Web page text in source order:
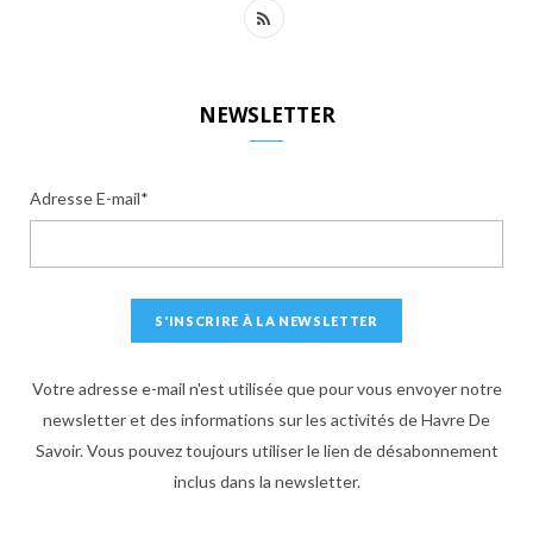
R
NEWSLETTER
Adresse E-mail*
Votre adresse e-mail n'est utilisée que pour vous envoyer notre
newsletter et des informations sur les activités de Havre De
Savoir. Vous pouvez toujours utiliser le lien de désabonnement
inclus dans la newsletter.